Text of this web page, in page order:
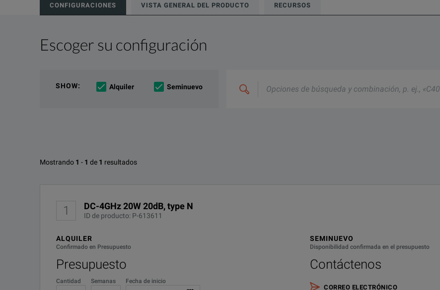
CONFIGURACIONES VISTA GENERAL DEL PRODUCTO RECURSOS
Escoger su configuración
SHOW: Alquiler Seminuevo
búsqueda
Opciones disponibles para Narda 766-20
Mostrando 1 - 1 de 1 resultados
1 DC-4GHz 20W 20dB, type N
ID de producto: P-613611
ALQUILER
Confirmado en Presupuesto
Presupuesto
Cantidad Semanas Fecha de inicio
SEMINUEVO
Disponibilidad confirmada en el presupuesto
Contáctenos
CORREO ELECTRÓNICO
Vista general del producto
Type N (M/F) DC to 5 GHz, 20 Watt - 50 Watt
Recursos